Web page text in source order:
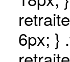
6px; }